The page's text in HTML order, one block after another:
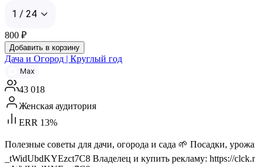
1 / 24
800 ₽
Добавить в корзину
Дача и Огород | Круглый год
Max
43 018
Женская аудитория
ERR 13%
Полезные советы для дачи, огорода и сада 🌱 Посадки,
_tWidUbdKYEzct7C8 Владелец и купить рекламу: https://